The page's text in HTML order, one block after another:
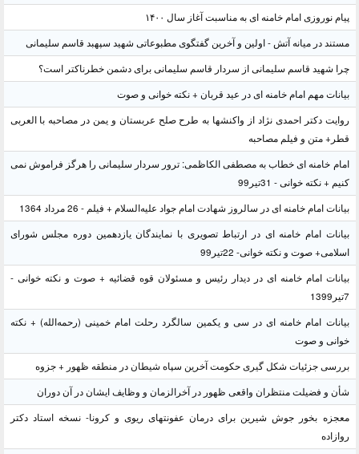
نوروزی امام خامنه ای به مناسبت آغاز سال ۱۴۰۰
در میانه آتش - اولین و آخرین گفتگوی مطبوعاتی شهید سپهبد قاسم سلیمانی
شهید قاسم سلیمانی از سردار قاسم سلیمانی برای دشمن خطرناکتر است؟
مهم امام خامنه ای در عید قربان + نکته خوانی و صوت
دکتر احمدی نژاد از واکنشها به طرح صلح عربستان و یمن در مصاحبه با العربی
متن و فیلم مصاحبه
خامنه ای خطاب به مصطفی الکاظمی: ترور سردار سلیمانی را هرگز فراموش نمی
+ نکته خوانی - 31تیر99
امام خامنه ای در سالروز شهادت امام جواد علیه‌السلام + فیلم - 26 مرداد 1364
امام خامنه ای در ارتباط تصویری با نمایندگان یازدهمین دوره مجلس شورای
صوت و نکته خوانی- 22تیر99
امام خامنه ای در دیدار رئیس و مسئولان قوه قضائیه + صوت و نکته خوانی -
امام خامنه ای در سی و یکمین سالگرد رحلت امام خمینی (رحمه‌الله) + نکته
و صوت
جزئیات شکل گیری حکومت آخرین سپاه شیطان در منطقه ظهور + جزوه
و فضیلت منتظران واقعی ظهور در آخرالزمان و وظایف ایشان در آن دوران
بخور جوش شیرین برای درمان عفونتهای ریوی و کرونا- نسخه استاد دکتر